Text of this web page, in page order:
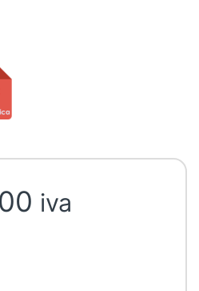
iva
Base Voltronic MPPT Litio quantity